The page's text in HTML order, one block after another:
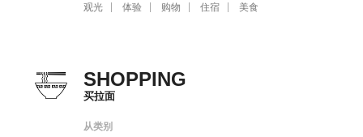
观光
体验 购物 住宿 美食
SHOPPING
买拉面
从类别